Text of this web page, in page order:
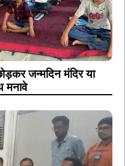
जन्मदिन मंदिर या
मनावे